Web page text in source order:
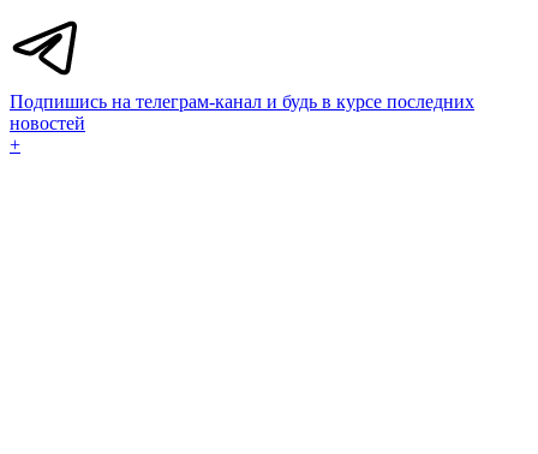
Подпишись на телеграм-канал и будь в курсе последних
новостей
+